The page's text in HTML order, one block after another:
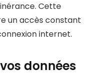
Cette
un accès constant
internet.
données